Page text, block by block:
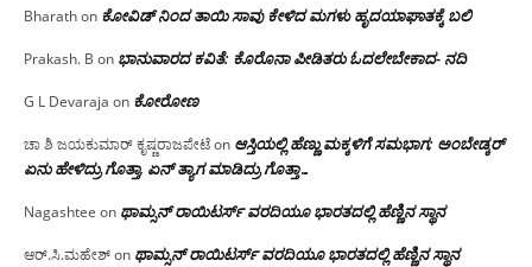
Bharathon ಕೋವಿಡ್ ನಿಂದ ತಾಯಿ ಸಾವು ಕೇಳಿದ ಮಗಳು ಹೃದಯಾಘಾತಕ್ಕೆ ಬಲಿ
Prakash. B on ಭಾನುವಾರದ ಕವಿತೆ: ಕೊರೊನಾ ಪೀಡಿತರು ಓದಲೇಬೇಕಾದ- ನದಿ
G L Devaraja on ಕೋರೋಣ
ಚಾ ಶಿ ಜಯಕುಮಾರ್ ಕೃಷ್ಣರಾಜಪೇಟೆon ಆಸ್ತಿಯಲ್ಲಿ ಹೆಣ್ಣು ಮಕ್ಕಳಿಗೆ ಸಮಭಾಗ; ಅಂಬೇಡ್ಕರ್
ಏನು ಹೇಳಿದ್ರು ಗೊತ್ತಾ, ಏನ್ ತ್ಯಾಗ ಮಾಡಿದ್ರು ಗೊತ್ತಾ…
Nagashtee on ಥಾಮ್ಸನ್ ರಾಯಿಟರ್ಸ್ ವರದಿಯೂ ಭಾರತದಲ್ಲಿ ಹೆಣ್ಣಿನ ಸ್ಥಾನ‌
ಆರ್.ಸಿ.ಮಹೇಶ್on ಥಾಮ್ಸನ್ ರಾಯಿಟರ್ಸ್ ವರದಿಯೂ ಭಾರತದಲ್ಲಿ ಹೆಣ್ಣಿನ ಸ್ಥಾನ‌